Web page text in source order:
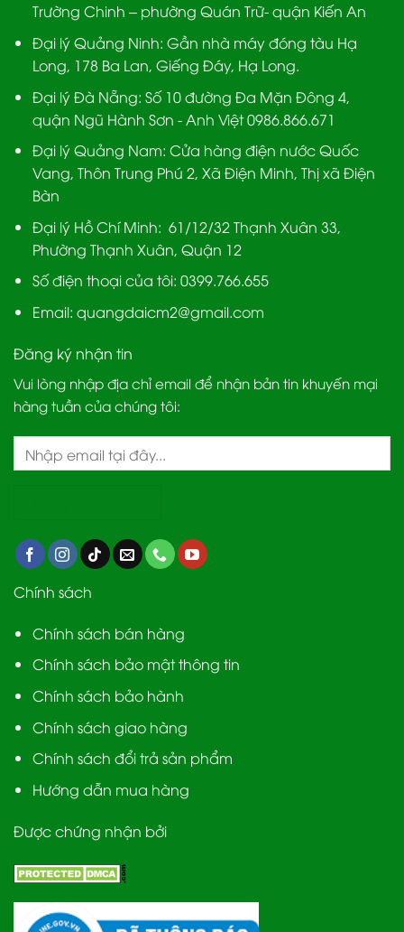
Trường Chinh – phường Quán Trữ- quận Kiến An
Đại lý Quảng Ninh: Gần nhà máy đóng tàu Hạ
Long, 178 Ba Lan, Giếng Đáy, Hạ Long.
Đại lý Đà Nẵng: Số 10 đường Đa Mặn Đông 4,
quận Ngũ Hành Sơn - Anh Việt 0986.866.671
Đại lý Quảng Nam: Cửa hàng điện nước Quốc
Vang, Thôn Trung Phú 2, Xã Điện Minh, Thị xã Điện
Bàn
Đại lý Hồ Chí Minh: 61/12/32 Thạnh Xuân 33,
Phường Thạnh Xuân, Quận 12
Số điện thoại của tôi: 0399.766.655
Email: quangdaicm2@gmail.com
Đăng ký nhận tin
Vui lòng nhập địa chỉ email để nhận bản tin khuyến mại
hàng tuần của chúng tôi:
Chính sách
Chính sách bán hàng
Chính sách bảo mật thông tin
Chính sách bảo hành
Chính sách giao hàng
Chính sách đổi trả sản phẩm
Hướng dẫn mua hàng
Được chứng nhận bởi